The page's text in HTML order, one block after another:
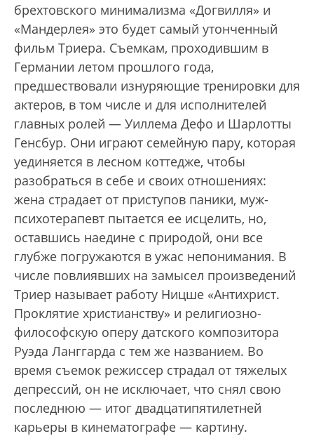
брехтовского минимализма «Догвилля» и
«Мандерлея» это будет самый утонченный
фильм Триера. Съемкам, проходившим в
Германии летом прошлого года,
предшествовали изнуряющие тренировки для
актеров, в том числе и для исполнителей
главных ролей — Уиллема Дефо и Шарлотты
Генсбур. Они играют семейную пару, которая
уединяется в лесном коттедже, чтобы
разобраться в себе и своих отношениях:
жена страдает от приступов паники, муж-
психотерапевт пытается ее исцелить, но,
оставшись наедине с природой, они все
глубже погружаются в ужас непонимания. В
числе повлиявших на замысел произведений
Триер называет работу Ницше «Антихрист.
Проклятие христианству» и религиозно-
философскую оперу датского композитора
Руэда Ланггарда с тем же названием. Во
время съемок режиссер страдал от тяжелых
депрессий, он не исключает, что снял свою
последнюю — итог двадцатипятилетней
карьеры в кинематографе — картину.